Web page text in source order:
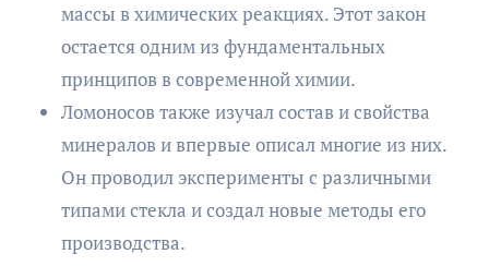
массы в химических реакциях. Этот закон
остается одним из фундаментальных
принципов в современной химии.
Ломоносов также изучал состав и свойства
минералов и впервые описал многие из них.
Он проводил эксперименты с различными
типами стекла и создал новые методы его
производства.